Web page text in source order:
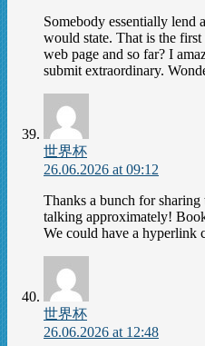
Somebody essentially lend
would state. That is the
web page and so far? I
submit extraordinary.
世界杯
26.06.2026 at 09:12
Thanks a bunch for
talking approximately!
We could have a hyperlink
世界杯
26.06.2026 at 12:48